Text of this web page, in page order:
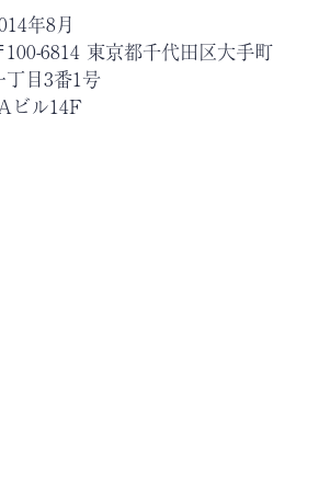
年8月
100-6814 東京都千代田区大手町
丁目3番1号
ビル14F